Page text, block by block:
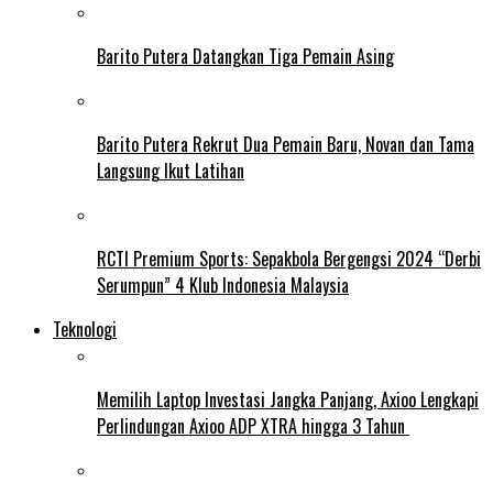
Barito Putera Datangkan Tiga Pemain Asing
Barito Putera Rekrut Dua Pemain Baru, Novan dan Tama
Langsung Ikut Latihan
RCTI Premium Sports: Sepakbola Bergengsi 2024 “Derbi
Serumpun” 4 Klub Indonesia Malaysia
Teknologi
Memilih Laptop Investasi Jangka Panjang, Axioo Lengkapi
Perlindungan Axioo ADP XTRA hingga 3 Tahun